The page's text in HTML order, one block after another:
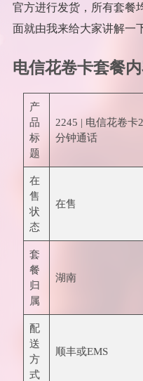
官方进行发货，所有套餐
面就由我来给大家讲解一
电信花卷卡套餐
产
品
标
题
2245 | 电信花卷卡
分钟通话
在
售
状
态
在售
套
餐
归
属
湖南
配
送
方
式
顺丰或EMS